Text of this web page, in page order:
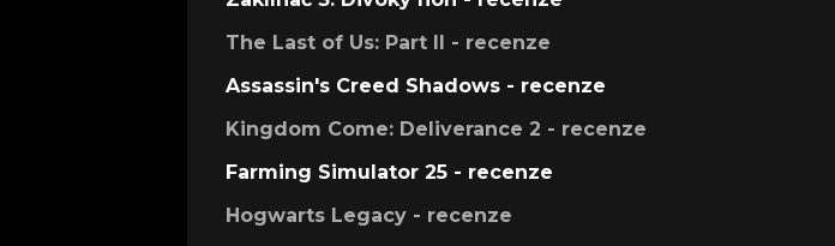
The Last of Us: Part II - recenze
Assassin's Creed Shadows - recenze
Kingdom Come: Deliverance 2 - recenze
Farming Simulator 25 - recenze
Hogwarts Legacy - recenze